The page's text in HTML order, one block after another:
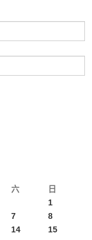
六
日
1
7
8
14
15